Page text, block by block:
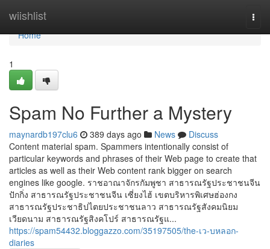
wiishlist
Home
Home
1
Spam No Further a Mystery
maynardb197clu6 389 days ago News
Discuss
Content material spam. Spammers intentionally consist of
particular keywords and phrases of their Web page to create that
articles as well as their Web content rank bigger on search
engines like google. ราชอาณาจักรกัมพูชา สาธารณรัฐประชาชนจีน
ปักกิ่ง สาธารณรัฐประชาชนจีน เซี่ยงไฮ้ เขตบริหารพิเศษฮ่องกง
สาธารณรัฐประชาธิปไตยประชาชนลาว สาธารณรัฐสังคมนิยม
เวียดนาม สาธารณรัฐสิงคโปร์ สาธารณรัฐแ...
https://spam54432.bloggazzo.com/35197505/the-เว-บหลอก-
diaries